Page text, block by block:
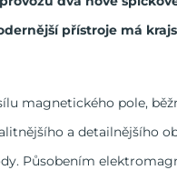
přístroje má
magnetického pole,
a detailnějšího
Působením